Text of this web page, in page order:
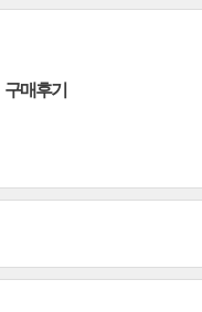
구매후기